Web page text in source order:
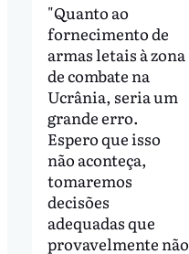
"Quanto ao
fornecimento de
armas letais à zona
de combate na
Ucrânia, seria um
grande erro.
Espero que isso
não aconteça,
tomaremos
decisões
adequadas que
provavelmente não